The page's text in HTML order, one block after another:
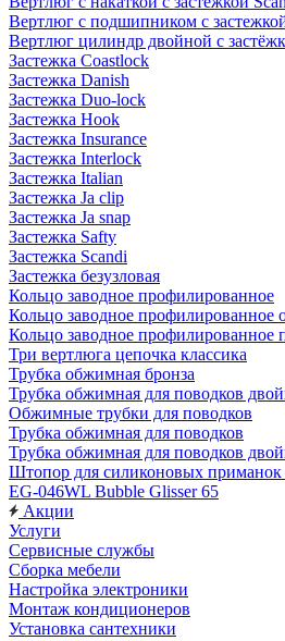
Вертлюг с подшипником с
Вертлюг цилиндр двойной с
Застежка Coastlock
Застежка Danish
Застежка Duo-lock
Застежка Hook
Застежка Insurance
Застежка Interlock
Застежка Italian
Застежка Ja clip
Застежка Ja snap
Застежка Safty
Застежка Scandi
Застежка безузловая
Кольцо заводное профилированное
Кольцо заводное профилированное
Кольцо заводное профилированное
Три вертлюга цепочка классика
Трубка обжимная бронза
Трубка обжимная для поводков
Обжимные трубки для поводков
Трубка обжимная для поводков
Трубка обжимная для поводков
Штопор для силиконовых приманок
EG-046WL Bubble Glisser 65
Акции
Услуги
Сервисные службы
Сборка мебели
Настройка электроники
Монтаж кондиционеров
Установка сантехники